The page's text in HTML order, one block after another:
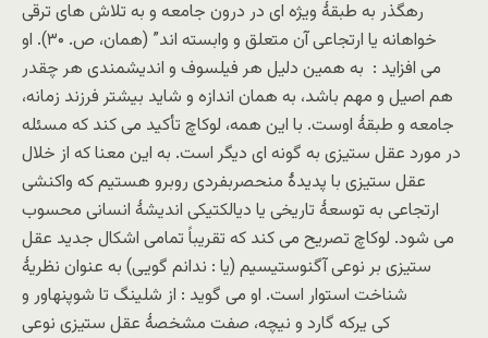
رهگذر به طبقۀ ویژه ای در درون جامعه و به تلاش های ترقی
خواهانه یا ارتجاعی آن متعلق و وابسته اند” (همان، ص. ۳۰). او
می افزاید : به همین دلیل هر فیلسوف و اندیشمندی هر چقدر
هم اصیل و مهم باشد، به همان اندازه و شاید بیشتر فرزند زمانه،
جامعه و طبقۀ اوست. با این همه، لوکاچ تأکید می کند که مسئله
در مورد عقل ستیزی به گونه ای دیگر است. به این معنا که از خلال
عقل ستیزی با پدیدۀ منحصربفردی روبرو هستیم که واکنشی
ارتجاعی به توسعۀ تاریخی یا دیالکتیکی اندیشۀ انسانی محسوب
می شود. لوکاچ تصریح می کند که تقریباً تمامی اشکال جدید عقل
ستیزی بر نوعی آگنوستیسیم (یا : ندانم گویی) به عنوان نظریۀ
شناخت استوار است. او می گوید : از شلینگ تا شوپنهاور و
کی یرکه گارد و نیچه، صفت مشخصۀ عقل ستیزی نوعی